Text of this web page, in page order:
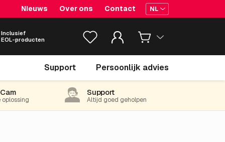
Nieuws Over ons Contact NL
Inclusief
EOL-producten
Support Persoonlijk advies
€ 9,313.52
Support
Altijd goed geholpen